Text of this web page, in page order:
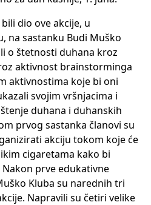
dio ove akcije, u
na sastanku Budi Muško
o štetnosti duhana kroz
aktivnost brainstorminga
aktivnostima koje bi oni
svojim vršnjacima i
duhana i duhanskih
prvog sastanka članovi su
akciju tokom koje će
cigaretama kako bi
prve edukativne
Kluba su narednih tri
Napravili su četiri velike